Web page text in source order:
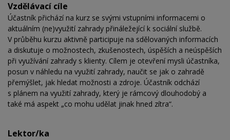
Vzdělávací cíle
Účastník přichází na kurz se svými vstupními informacemi o
aktuálním (ne)využití zahrady přináležející k sociální službě.
V průběhu kurzu aktivně participuje na sdělovaných informacích
a diskutuje o možnostech, zkušenostech, úspěších a neúspěších
při využívání zahrady s klienty. Cílem je otevření mysli účastníka,
posun v náhledu na využití zahrady, naučit se jak o zahradě
přemýšlet, jak hledat možnosti a zdroje. Účastník odchází
s plánem na využití zahrady, který je rámcový dlouhodobý a
také má aspekt „co mohu udělat jinak hned zítra“.
Lektor/ka